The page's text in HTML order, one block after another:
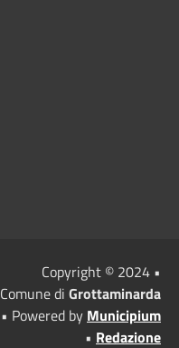
Copyright © 2024 •
Comune di Grottaminarda
• Powered by Municipium
• Redazione